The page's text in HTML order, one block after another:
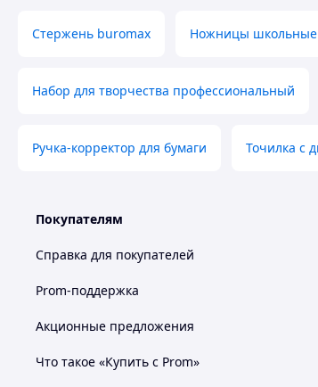
Стержень buromax Ножницы
Набор для творчества профессиональный
Ручка-корректор для бумаги Точилка с
Покупателям
Справка для покупателей
Prom-поддержка
Акционные предложения
Что такое «Купить с Prom»